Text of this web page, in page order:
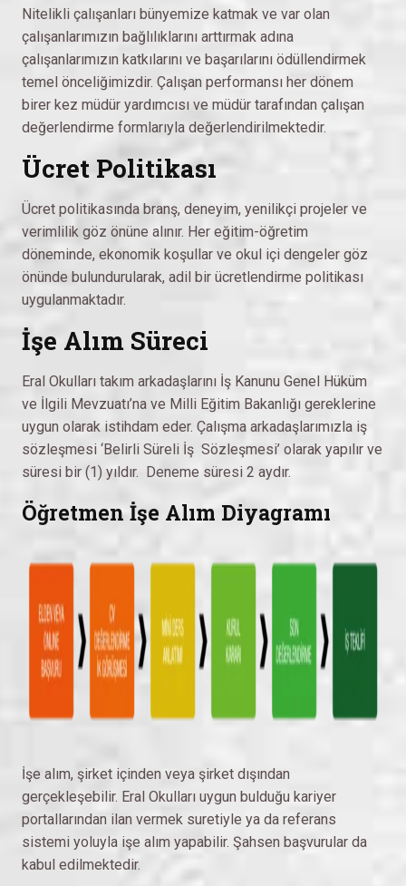
Nitelikli çalışanları bünyemize katmak ve var olan
çalışanlarımızın bağlılıklarını arttırmak adına
çalışanlarımızın katkılarını ve başarılarını ödüllendirmek
temel önceliğimizdir. Çalışan performansı her dönem
birer kez müdür yardımcısı ve müdür tarafından çalışan
değerlendirme formlarıyla değerlendirilmektedir.
Ücret Politikası
Ücret politikasında branş, deneyim, yenilikçi projeler ve
verimlilik göz önüne alınır. Her eğitim-öğretim
döneminde, ekonomik koşullar ve okul içi dengeler göz
önünde bulundurularak, adil bir ücretlendirme politikası
uygulanmaktadır.
İşe Alım Süreci
Eral Okulları takım arkadaşlarını İş Kanunu Genel Hüküm
ve İlgili Mevzuatı’na ve Milli Eğitim Bakanlığı gereklerine
uygun olarak istihdam eder. Çalışma arkadaşlarımızla iş
sözleşmesi ‘Belirli Süreli İş Sözleşmesi’ olarak yapılır ve
süresi bir (1) yıldır. Deneme süresi 2 aydır.
Öğretmen İşe Alım Diyagramı
İşe alım, şirket içinden veya şirket dışından
gerçekleşebilir. Eral Okulları uygun bulduğu kariyer
portallarından ilan vermek suretiyle ya da referans
sistemi yoluyla işe alım yapabilir. Şahsen başvurular da
kabul edilmektedir.